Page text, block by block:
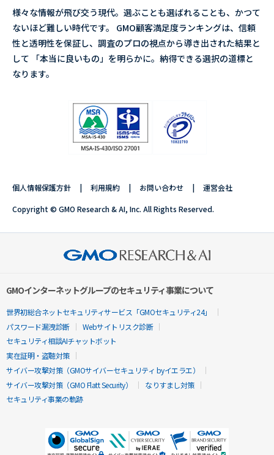
様々な情報が飛び交う現代。選ぶことも選ばれることも、かつて
ないほど難しい時代です。 GMO顧客満足度ランキングは、信頼
性と透明性を保証し、調査のプロの視点から導き出された結果と
して 「本当に良いもの」を明らかに。納得できる選択の道標と
なります。
個人情報保護方針 利用規約 お問い合わせ 運営会社
Copyright © GMO Research & AI, Inc. All Rights Reserved.
GMOインターネットグループのセキュリティ事業について
世界初総合ネットセキュリティサービス「GMOセキュリティ24」
パスワード漏洩診断
Webサイトリスク診断
セキュリティ相談AIチャットボット
実在証明・盗聴対策
サイバー攻撃対策（GMOサイバーセキュリティ byイエラエ）
サイバー攻撃対策（GMO Flatt Security）
なりすまし対策
セキュリティ事業の軌跡